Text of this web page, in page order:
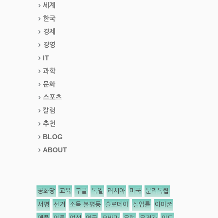
세계
한국
경제
경영
IT
과학
문화
스포츠
칼럼
추천
BLOG
ABOUT
공화당 교육 구글 독일 러시아 미국 분리독립
서평 선거 소득 불평등 슬로데이 실업률 아마존